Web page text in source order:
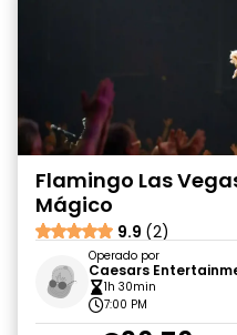
Flamingo Las
Mágico
9.9 (2)
Operado por
Caesars
1h 30min
7:00 PM